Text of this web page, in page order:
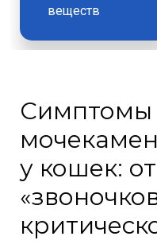
веществ
Симптомы
у кошек: